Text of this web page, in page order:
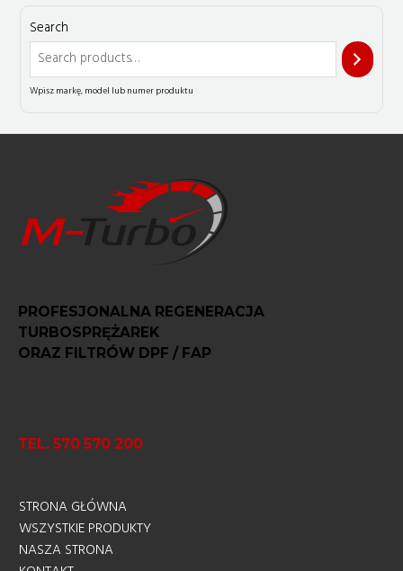
Search
PROFESJONALNA REGENERACJA
TURBOSPRĘŻAREK
ORAZ FILTRÓW DPF / FAP
TEL. 570 570 200
STRONA GŁÓWNA
WSZYSTKIE PRODUKTY
NASZA STRONA